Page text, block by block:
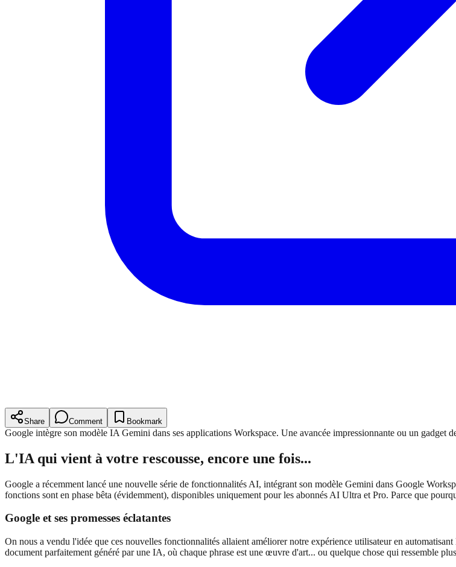
Share Comment Bookmark
Google intègre son modèle IA Gemini dans ses applications Workspace. Une avancée impressionnante ou un gadget
L'IA qui vient à votre rescousse, encore une fois...
Google a récemment lancé une nouvelle série de fonctionnalités AI, intégrant son modèle Gemini dans Google
fonctions sont en phase bêta (évidemment), disponibles uniquement pour les abonnés AI Ultra et Pro. Parce que
Google et ses promesses éclatantes
On nous a vendu l'idée que ces nouvelles fonctionnalités allaient améliorer notre expérience utilisateur en
document parfaitement généré par une IA, où chaque phrase est une œuvre d'art... ou quelque chose qui ressemble